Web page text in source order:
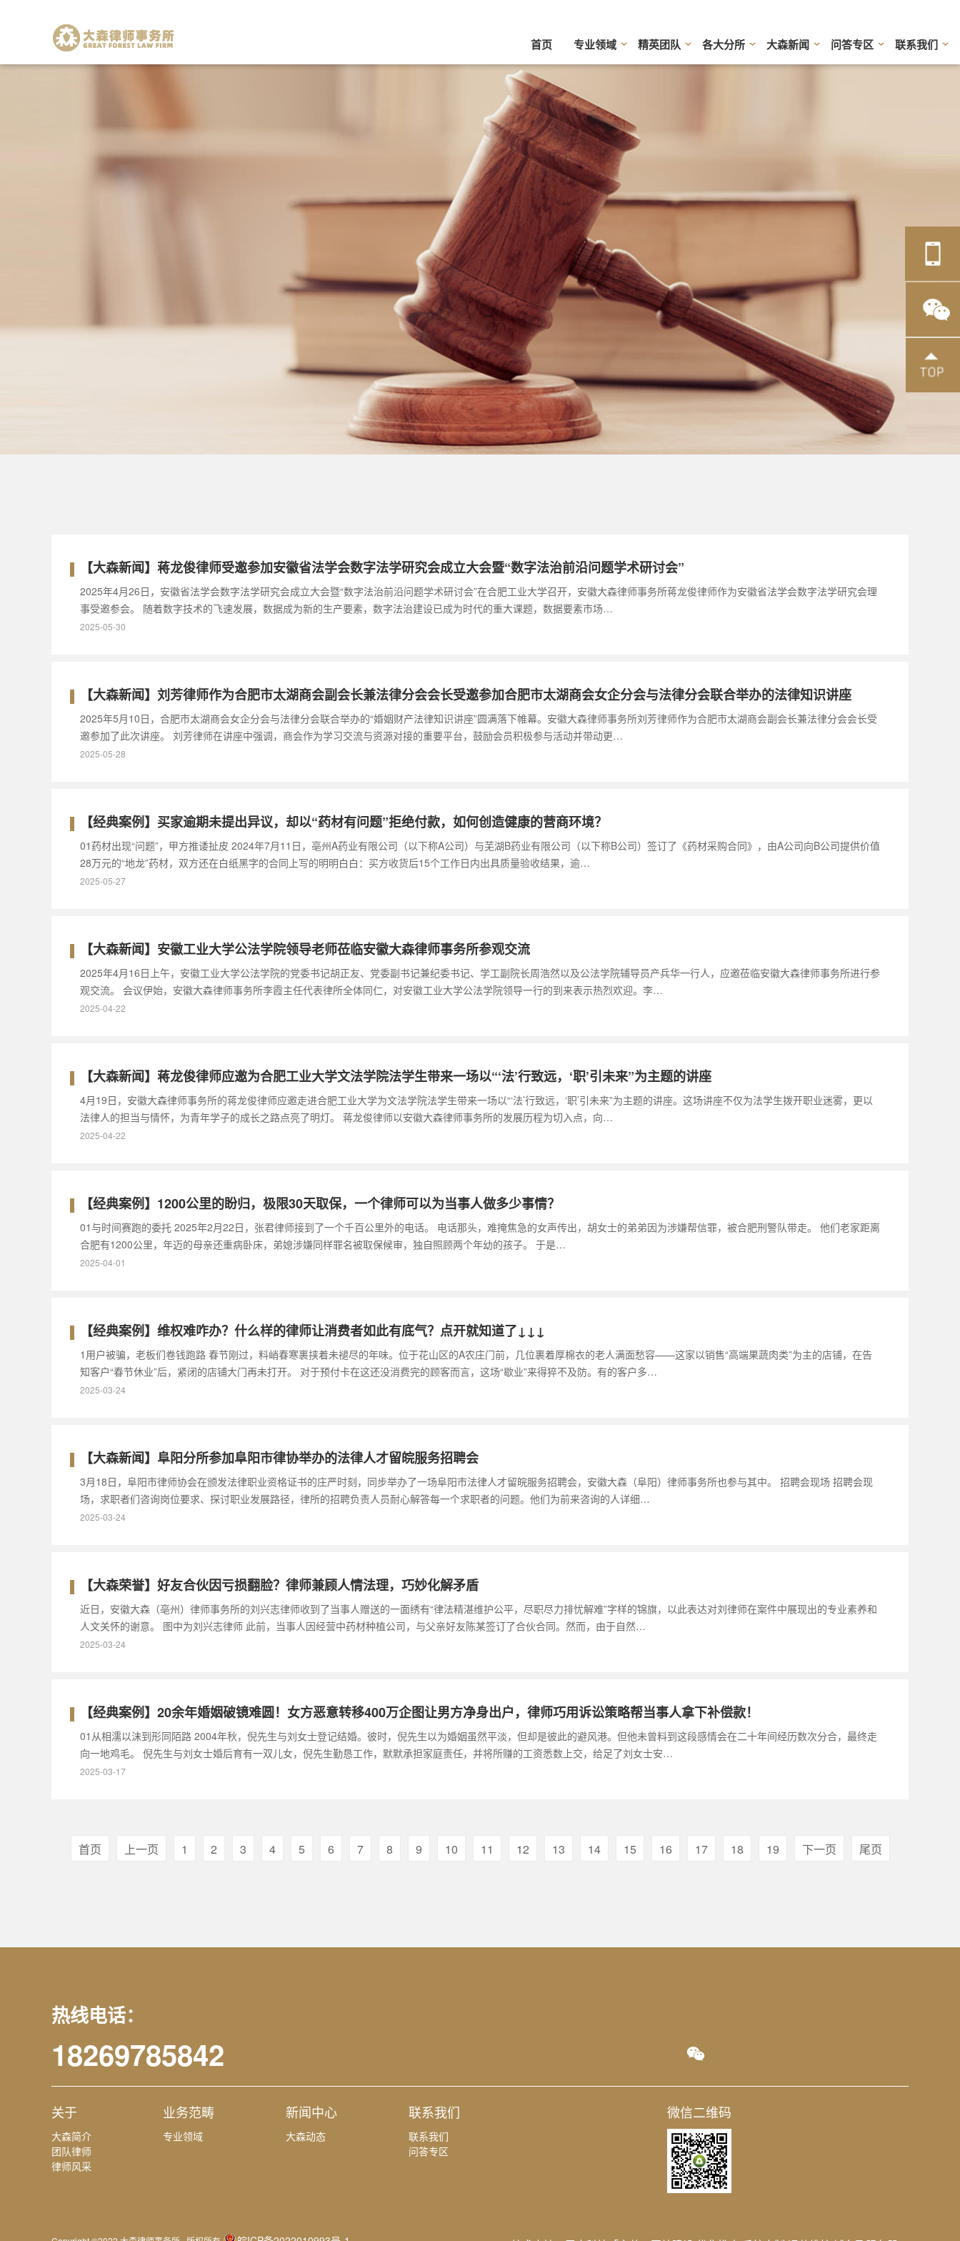
首页 专业领域 精英团队 各大分所 大森新闻 问答专区 联系我们
【大森新闻】蒋龙俊律师受邀参加安徽省法学会数字法学研究会成立大会暨“数字法治前沿问题学术研讨会”
2025年4月26日，安徽省法学会数字法学研究会成立大会暨“数字法治前沿问题学术研讨会”在合肥工业大学召开，安徽大森律师事务所蒋龙俊律师作为安徽省法学会数字法学研究会理
事受邀参会。 随着数字技术的飞速发展，数据成为新的生产要素，数字法治建设已成为时代的重大课题，数据要素市场…
2025-05-30
【大森新闻】刘芳律师作为合肥市太湖商会副会长兼法律分会会长受邀参加合肥市太湖商会女企分会与法律分会联合举办的法律知识讲座
2025年5月10日，合肥市太湖商会女企分会与法律分会联合举办的“婚姻财产法律知识讲座”圆满落下帷幕。安徽大森律师事务所刘芳律师作为合肥市太湖商会副会长兼法律分会会长受
邀参加了此次讲座。 刘芳律师在讲座中强调，商会作为学习交流与资源对接的重要平台，鼓励会员积极参与活动并带动更…
2025-05-28
【经典案例】买家逾期未提出异议，却以“药材有问题”拒绝付款，如何创造健康的营商环境？
01药材出现“问题”，甲方推诿扯皮 2024年7月11日，亳州A药业有限公司（以下称A公司）与芜湖B药业有限公司（以下称B公司）签订了《药材采购合同》，由A公司向B公司提供价值
28万元的“地龙”药材，双方还在白纸黑字的合同上写的明明白白：买方收货后15个工作日内出具质量验收结果，逾…
2025-05-27
【大森新闻】安徽工业大学公法学院领导老师莅临安徽大森律师事务所参观交流
2025年4月16日上午，安徽工业大学公法学院的党委书记胡正友、党委副书记兼纪委书记、学工副院长周浩然以及公法学院辅导员产兵华一行人，应邀莅临安徽大森律师事务所进行参
观交流。 会议伊始，安徽大森律师事务所李霞主任代表律所全体同仁，对安徽工业大学公法学院领导一行的到来表示热烈欢迎。李…
2025-04-22
【大森新闻】蒋龙俊律师应邀为合肥工业大学文法学院法学生带来一场以“‘法’行致远，‘职’引未来”为主题的讲座
4月19日，安徽大森律师事务所的蒋龙俊律师应邀走进合肥工业大学为文法学院法学生带来一场以“‘法’行致远，‘职’引未来”为主题的讲座。这场讲座不仅为法学生拨开职业迷雾，更以
法律人的担当与情怀，为青年学子的成长之路点亮了明灯。 蒋龙俊律师以安徽大森律师事务所的发展历程为切入点，向…
2025-04-22
【经典案例】1200公里的盼归，极限30天取保，一个律师可以为当事人做多少事情？
01与时间赛跑的委托 2025年2月22日，张君律师接到了一个千百公里外的电话。 电话那头，难掩焦急的女声传出，胡女士的弟弟因为涉嫌帮信罪，被合肥刑警队带走。 他们老家距离
合肥有1200公里，年迈的母亲还重病卧床，弟媳涉嫌同样罪名被取保候审，独自照顾两个年幼的孩子。 于是…
2025-04-01
【经典案例】维权难咋办？什么样的律师让消费者如此有底气？点开就知道了↓↓↓
1用户被骗，老板们卷钱跑路 春节刚过，料峭春寒裹挟着未褪尽的年味。位于花山区的A农庄门前，几位裹着厚棉衣的老人满面愁容——这家以销售“高端果蔬肉类”为主的店铺，在告
知客户“春节休业”后，紧闭的店铺大门再未打开。 对于预付卡在这还没消费完的顾客而言，这场“歇业”来得猝不及防。有的客户多…
2025-03-24
【大森新闻】阜阳分所参加阜阳市律协举办的法律人才留皖服务招聘会
3月18日，阜阳市律师协会在颁发法律职业资格证书的庄严时刻，同步举办了一场阜阳市法律人才留皖服务招聘会，安徽大森（阜阳）律师事务所也参与其中。 招聘会现场 招聘会现
场，求职者们咨询岗位要求、探讨职业发展路径，律所的招聘负责人员耐心解答每一个求职者的问题。他们为前来咨询的人详细…
2025-03-24
【大森荣誉】好友合伙因亏损翻脸？律师兼顾人情法理，巧妙化解矛盾
近日，安徽大森（亳州）律师事务所的刘兴志律师收到了当事人赠送的一面绣有“律法精湛维护公平，尽职尽力排忧解难”字样的锦旗，以此表达对刘律师在案件中展现出的专业素养和
人文关怀的谢意。 图中为刘兴志律师 此前，当事人因经营中药材种植公司，与父亲好友陈某签订了合伙合同。然而，由于自然…
2025-03-24
【经典案例】20余年婚姻破镜难圆！女方恶意转移400万企图让男方净身出户，律师巧用诉讼策略帮当事人拿下补偿款！
01从相濡以沫到形同陌路 2004年秋，倪先生与刘女士登记结婚。彼时，倪先生以为婚姻虽然平淡，但却是彼此的避风港。但他未曾料到这段感情会在二十年间经历数次分合，最终走
向一地鸡毛。 倪先生与刘女士婚后育有一双儿女，倪先生勤恳工作，默默承担家庭责任，并将所赚的工资悉数上交，给足了刘女士安…
2025-03-17
首页 上一页 1 2 3 4 5 6 7 8 9 10 11 12 13 14 15 16 17 18 19 下一页 尾页
热线电话：
18269785842
关于
大森简介
团队律师
律师风采
业务范畴
专业领域
新闻中心
大森动态
联系我们
联系我们
问答专区
微信二维码